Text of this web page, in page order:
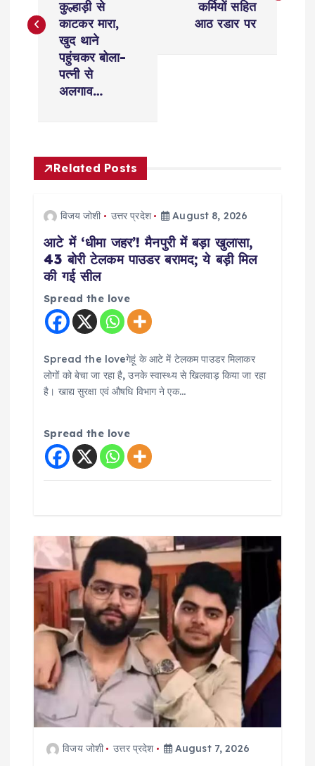
s
v
कुल्हाड़ी से
काटकर मारा,
खुद थाने
पहुंचकर बोला-
पत्नी से
अलगाव…
कर्मियों सहित
आठ रडार पर
Related Posts
विजय जोशी उत्तर प्रदेश August 8, 2026
आटे में ‘धीमा जहर’! मैनपुरी में बड़ा खुलासा,
43 बोरी टेलकम पाउडर बरामद; ये बड़ी मिल
की गई सील
Spread the love
Spread the loveगेहूं के आटे में टेलकम पाउडर मिलाकर
लोगों को बेचा जा रहा है, उनके स्वास्थ्य से खिलवाड़ किया जा रहा
है। खाद्य सुरक्षा एवं औषधि विभाग ने एक…
Spread the love
विजय जोशी उत्तर प्रदेश August 7, 2026